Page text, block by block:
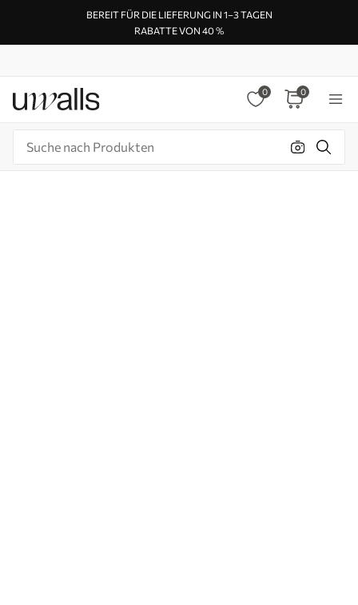
BEREIT FÜR DIE LIEFERUNG IN 1–3 TAGEN
RABATTE VON 40 %
0 0